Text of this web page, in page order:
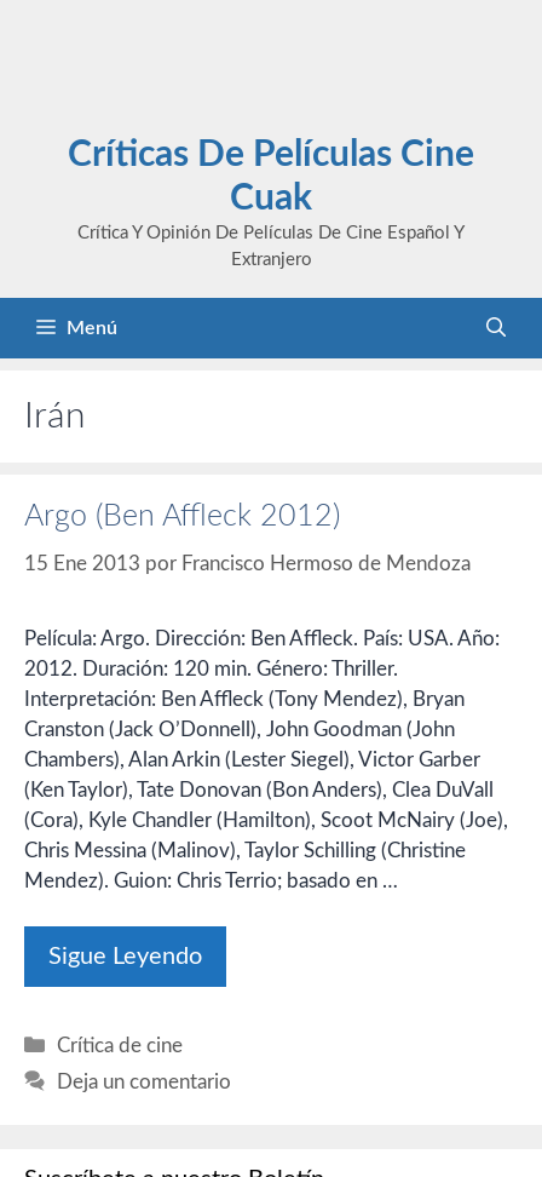
Críticas De Películas Cine
Cuak
Crítica Y Opinión De Películas De Cine Español Y
Extranjero
Menú
Irán
Argo (Ben Affleck 2012)
15 Ene 2013 por Francisco Hermoso de Mendoza
Película: Argo. Dirección: Ben Affleck. País: USA. Año:
2012. Duración: 120 min. Género: Thriller.
Interpretación: Ben Affleck (Tony Mendez), Bryan
Cranston (Jack O’Donnell), John Goodman (John
Chambers), Alan Arkin (Lester Siegel), Victor Garber
(Ken Taylor), Tate Donovan (Bon Anders), Clea DuVall
(Cora), Kyle Chandler (Hamilton), Scoot McNairy (Joe),
Chris Messina (Malinov), Taylor Schilling (Christine
Mendez). Guion: Chris Terrio; basado en …
Sigue Leyendo
Categorías
Crítica de cine
Deja un comentario